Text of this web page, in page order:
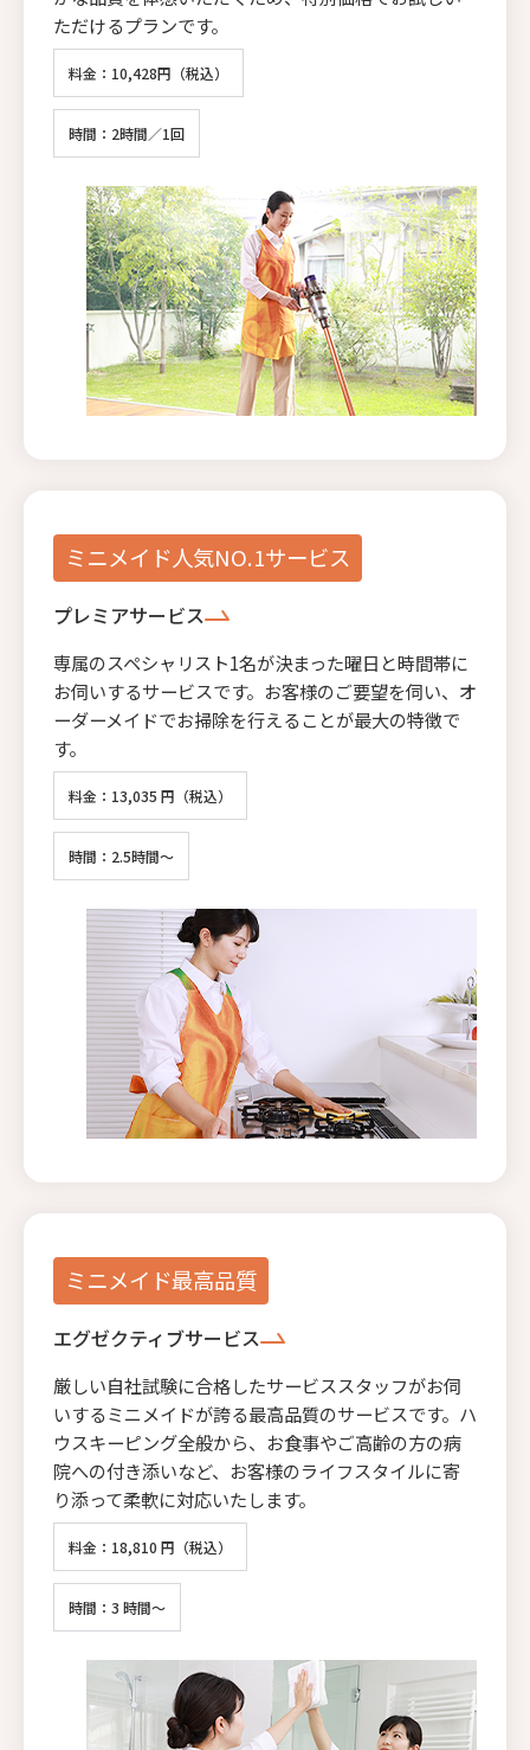
ただけるプランです。
料金：10,428円（税込）
時間：2時間／1回
ミニメイド人気NO.1サービス
プレミアサービス
専属のスペシャリスト1名が決まった曜日と時間帯に
お伺いするサービスです。お客様のご要望を伺い、オ
ーダーメイドでお掃除を行えることが最大の特徴で
す。
料金：13,035 円（税込）
時間：2.5時間～
ミニメイド最高品質
エグゼクティブサービス
厳しい自社試験に合格したサービススタッフがお伺
いするミニメイドが誇る最高品質のサービスです。ハ
ウスキーピング全般から、お食事やご高齢の方の病
院への付き添いなど、お客様のライフスタイルに寄
り添って柔軟に対応いたします。
料金：18,810 円（税込）
時間：3 時間～